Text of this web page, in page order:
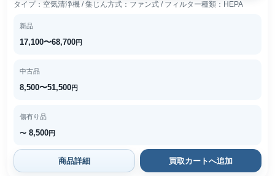
タイプ：空気清浄機 / 集じん方式：ファン式 / フィルター種類：HEPA
新品
17,100〜68,700円
中古品
8,500〜51,500円
傷有り品
〜 8,500円
商品詳細 買取カートへ追加